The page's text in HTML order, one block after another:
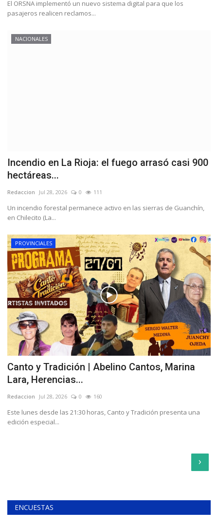
El ORSNA implementó un nuevo sistema digital para que los
pasajeros realicen reclamos...
NACIONALES
Incendio en La Rioja: el fuego arrasó casi 900
hectáreas...
Redaccion Jul 28, 2026 0 111
Un incendio forestal permanece activo en las sierras de Guanchín,
en Chilecito (La...
PROVINCIALES
Canto y Tradición | Abelino Cantos, Marina
Lara, Herencias...
Redaccion Jul 28, 2026 0 160
Este lunes desde las 21:30 horas, Canto y Tradición presenta una
edición especial...
›
ENCUESTAS